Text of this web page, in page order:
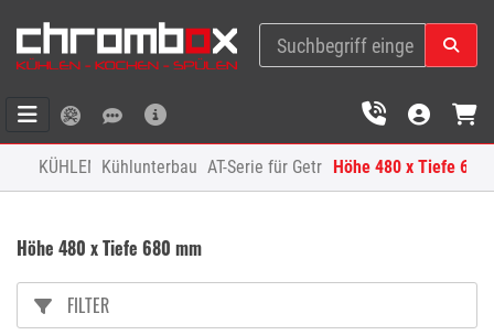
KÜHLEN KühlunterbautenAT-Serie für GetränkeHöhe 480 x Tiefe 680
Höhe 480 x Tiefe 680 mm
FILTER